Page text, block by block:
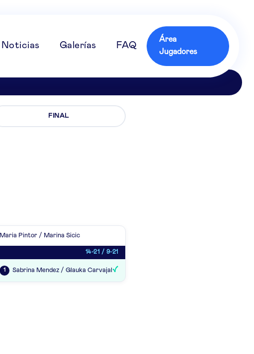
Noticias Galerías FAQ
Área
Jugadores
FINAL
Maria Pintor / Marina Sicic
14-21 / 9-21
1 Sabrina Mendez / Glauka Carvajal